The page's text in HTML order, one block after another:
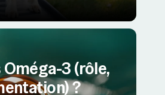
Oméga-3 (rôle,
?